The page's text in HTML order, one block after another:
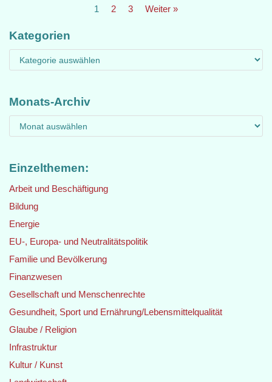
1 2 3 Weiter »
Kategorien
Monats-Archiv
Einzelthemen:
Arbeit und Beschäftigung
Bildung
Energie
EU-, Europa- und Neutralitätspolitik
Familie und Bevölkerung
Finanzwesen
Gesellschaft und Menschenrechte
Gesundheit, Sport und Ernährung/Lebensmittelqualität
Glaube / Religion
Infrastruktur
Kultur / Kunst